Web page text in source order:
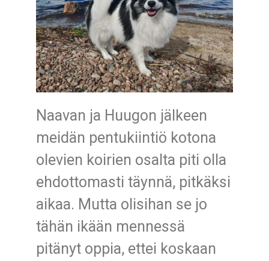
Naavan ja Huugon jälkeen
meidän pentukiintiö kotona
olevien koirien osalta piti olla
ehdottomasti täynnä, pitkäksi
aikaa. Mutta olisihan se jo
tähän ikään mennessä
pitänyt oppia, ettei koskaan